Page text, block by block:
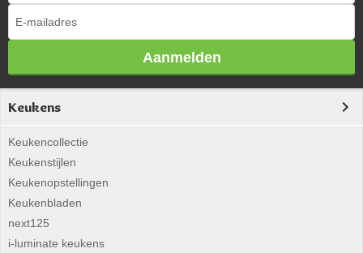
Aanmelden
Keukens
Keukencollectie
Keukenstijlen
Keukenopstellingen
Keukenbladen
next125
i-luminate keukens